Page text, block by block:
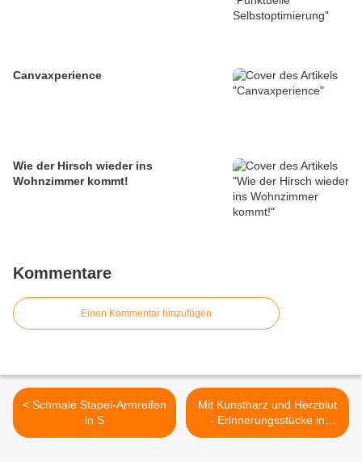
Canvaxperience
Wie der Hirsch wieder ins
Wohnzimmer kommt!
Kommentare
Einen Kommentar hinzufügen
< Schmale Stapel-Armreifen
in S
Mit Kunstharz und Herzblut
- Erinnerungsstücke in
Kunstharz (Grasring, Fell